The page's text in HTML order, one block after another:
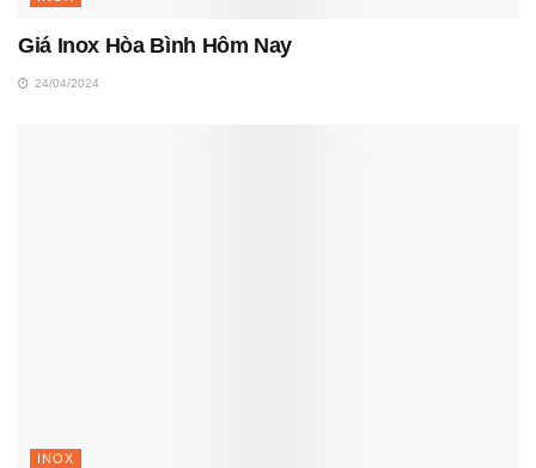
Giá Inox Hòa Bình Hôm Nay
24/04/2024
INOX